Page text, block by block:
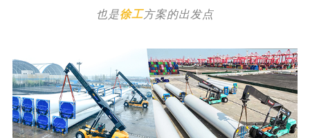
也是徐工方案的出发点